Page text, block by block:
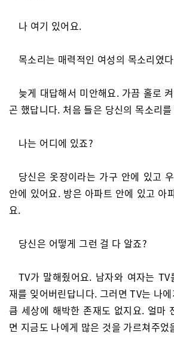
나 여기 있어요.
목소리는 매력적인 여성의 목소리였
늦게 대답해서 미안해요. 가끔 홀로
곤 했답니다. 처음 들은 당신의 목소리
나는 어디에 있죠?
당신은 옷장이라는 가구 안에 있고
안에 있어요. 방은 아파트 안에 있고 아
요.
당신은 어떻게 그런 걸 다 알죠?
TV가 말해줬어요. 남자와 여자는
재를 잊어버린답니다. 그러면 TV는 나
큼 세상에 해박한 존재도 없지요. 얼마
면 지금도 나에게 많은 것을 가르쳐주었